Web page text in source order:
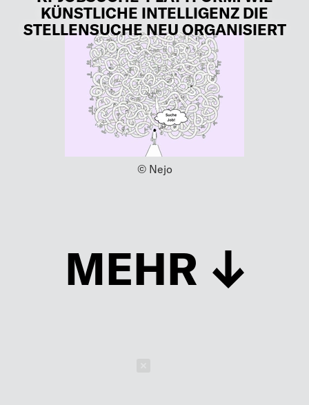
KÜNSTLICHE INTELLIGENZ DIE
STELLENSUCHE NEU ORGANISIERT
© Nejo
MEHR